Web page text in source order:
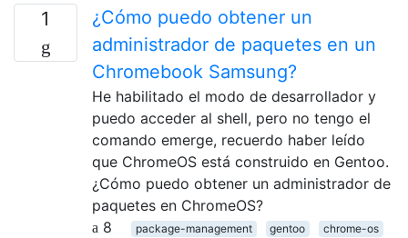
1
¿Cómo puedo obtener un
administrador de paquetes en un
Chromebook Samsung?
He habilitado el modo de desarrollador y
puedo acceder al shell, pero no tengo el
comando emerge, recuerdo haber leído
que ChromeOS está construido en Gentoo.
¿Cómo puedo obtener un administrador de
paquetes en ChromeOS?
8
package-management gentoo
chrome-os